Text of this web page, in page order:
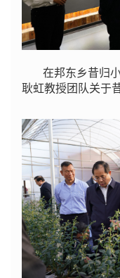
在邦东乡昔归
耿虹教授团队关于